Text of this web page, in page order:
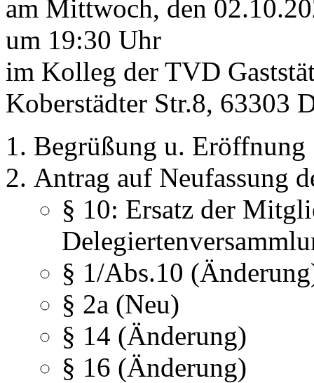
am Mittwoch, den
um 19:30 Uhr
im Kolleg der TVD
Koberstädter Str.8, 63303
Begrüßung u. Eröffnung
Antrag auf Neufassung
§ 10: Ersatz der
§ 1/Abs.10
§ 2a (Neu)
§ 14 (Änderung)
§ 16 (Änderung)